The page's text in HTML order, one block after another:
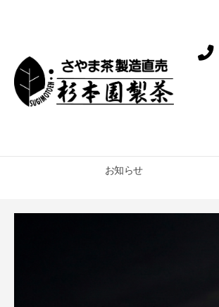
お知らせ